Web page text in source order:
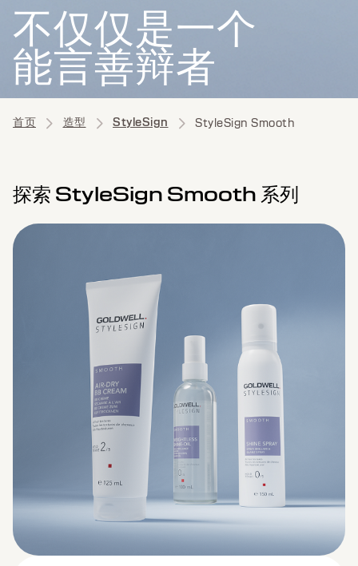
不仅仅是一个
能言善辩者
首页 造型 StyleSign StyleSign Smooth
探索 StyleSign Smooth 系列